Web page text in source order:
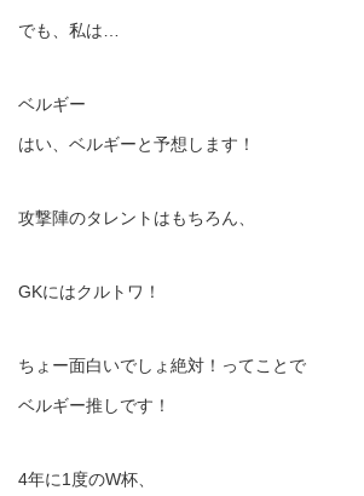
でも、私は…
ベルギー
はい、ベルギーと予想します！
攻撃陣のタレントはもちろん、
GKにはクルトワ！
ちょー面白いでしょ絶対！ってことで
ベルギー推しです！
4年に1度のW杯、